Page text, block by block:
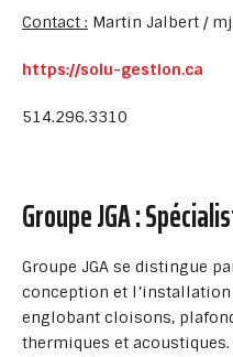
Contact : Martin Jalbert /
https://solu-gestion.ca
514.296.3310
Groupe JGA :
Groupe JGA se distingue
conception et
englobant cloisons,
thermiques et